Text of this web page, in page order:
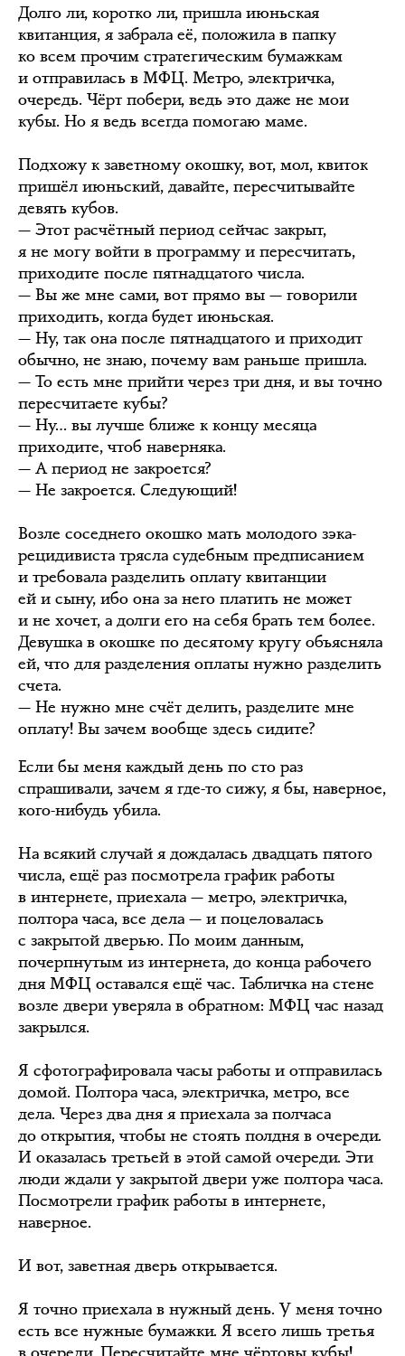
Долго ли, коротко ли, пришла июньская
квитанция, я забрала её, положила в папку
ко всем прочим стратегическим бумажкам
и отправилась в МФЦ. Метро, электричка,
очередь. Чёрт побери, ведь это даже не мои
кубы. Но я ведь всегда помогаю маме.
Подхожу к заветному окошку, вот, мол, квиток
пришёл июньский, давайте, пересчитывайте
девять кубов.
— Этот расчётный период сейчас закрыт,
я не могу войти в программу и пересчитать,
приходите после пятнадцатого числа.
— Вы же мне сами, вот прямо вы — говорили
приходить, когда будет июньская.
— Ну, так она после пятнадцатого и приходит
обычно, не знаю, почему вам раньше пришла.
— То есть мне прийти через три дня, и вы точно
пересчитаете кубы?
— Ну… вы лучше ближе к концу месяца
приходите, чтоб наверняка.
— А период не закроется?
— Не закроется. Следующий!
Возле соседнего окошко мать молодого зэка-
рецидивиста трясла судебным предписанием
и требовала разделить оплату квитанции
ей и сыну, ибо она за него платить не может
и не хочет, а долги его на себя брать тем более.
Девушка в окошке по десятому кругу объясняла
ей, что для разделения оплаты нужно разделить
счета.
— Не нужно мне счёт делить, разделите мне
оплату! Вы зачем вообще здесь сидите?
Если бы меня каждый день по сто раз
спрашивали, зачем я где-то сижу, я бы, наверное,
кого-нибудь убила.
На всякий случай я дождалась двадцать пятого
числа, ещё раз посмотрела график работы
в интернете, приехала — метро, электричка,
полтора часа, все дела — и поцеловалась
с закрытой дверью. По моим данным,
почерпнутым из интернета, до конца рабочего
дня МФЦ оставался ещё час. Табличка на стене
возле двери уверяла в обратном: МФЦ час назад
закрылся.
Я сфотографировала часы работы и отправилась
домой. Полтора часа, электричка, метро, все
дела. Через два дня я приехала за полчаса
до открытия, чтобы не стоять полдня в очереди.
И оказалась третьей в этой самой очереди. Эти
люди ждали у закрытой двери уже полтора часа.
Посмотрели график работы в интернете,
наверное.
И вот, заветная дверь открывается.
Я точно приехала в нужный день. У меня точно
есть все нужные бумажки. Я всего лишь третья